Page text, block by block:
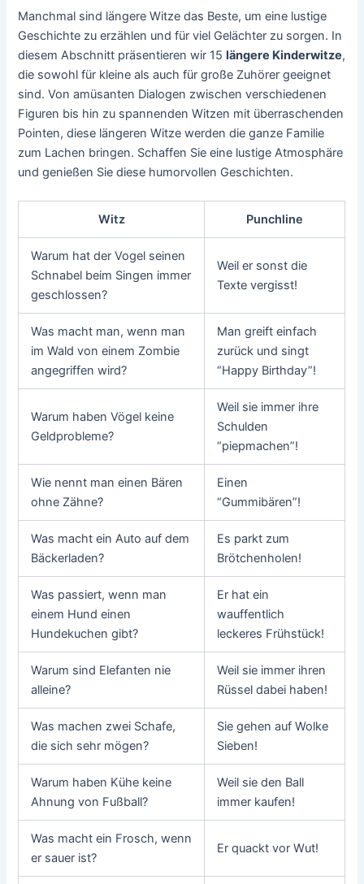
Manchmal sind längere Witze das Beste, um eine lustige
Geschichte zu erzählen und für viel Gelächter zu sorgen. In
diesem Abschnitt präsentieren wir 15längere Kinderwitze,
die sowohl für kleine als auch für große Zuhörer geeignet
sind. Von amüsanten Dialogen zwischen verschiedenen
Figuren bis hin zu spannenden Witzen mit überraschenden
Pointen, diese längeren Witze werden die ganze Familie
zum Lachen bringen. Schaffen Sie eine lustige Atmosphäre
und genießen Sie diese humorvollen Geschichten.
Witz Punchline
Warum hat der Vogel seinen
Schnabel beim Singen immer
geschlossen?
Weil er sonst die
Texte vergisst!
Was macht man, wenn man
im Wald von einem Zombie
angegriffen wird?
Man greift einfach
zurück und singt
“Happy Birthday”!
Warum haben Vögel keine
Geldprobleme?
Weil sie immer ihre
Schulden
“piepmachen”!
Wie nennt man einen Bären
ohne Zähne?
Einen
“Gummibären”!
Was macht ein Auto auf dem
Bäckerladen?
Es parkt zum
Brötchenholen!
Was passiert, wenn man
einem Hund einen
Hundekuchen gibt?
Er hat ein
wauffentlich
leckeres Frühstück!
Warum sind Elefanten nie
alleine?
Weil sie immer ihren
Rüssel dabei haben!
Was machen zwei Schafe,
die sich sehr mögen?
Sie gehen auf Wolke
Sieben!
Warum haben Kühe keine
Ahnung von Fußball?
Weil sie den Ball
immer kaufen!
Was macht ein Frosch, wenn
er sauer ist?
Er quackt vor Wut!